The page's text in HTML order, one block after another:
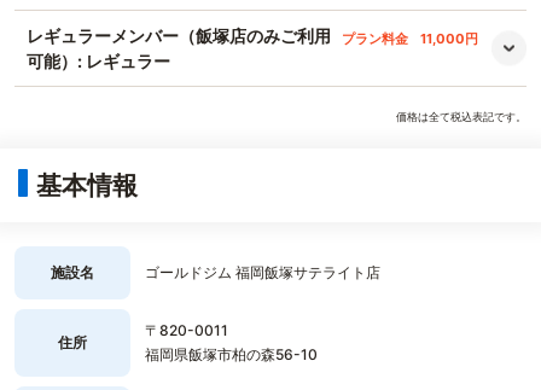
レギュラーメンバー（飯塚店のみご利用
可能）: レギュラー
プラン料金 11,000円
価格は全て税込表記です。
基本情報
施設名 ゴールドジム 福岡飯塚サテライト店
住所
〒820-0011
福岡県飯塚市柏の森56-10